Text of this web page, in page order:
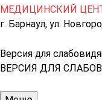
МЕДИЦИНСКИЙ
г. Барнаул, ул.
Версия для
ВЕРСИЯ ДЛЯ
Основное